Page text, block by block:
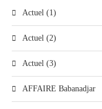
Actuel (1)
Actuel (2)
Actuel (3)
AFFAIRE Babanadjar